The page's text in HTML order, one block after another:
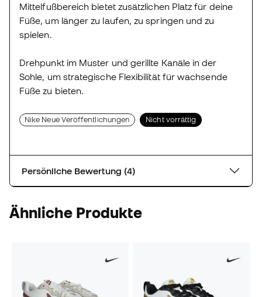
Mittelfußbereich bietet zusätzlichen Platz für deine
Füße, um länger zu laufen, zu springen und zu
spielen.
Drehpunkt im Muster und gerillte Kanäle in der
Sohle, um strategische Flexibilität für wachsende
Füße zu bieten.
Nike Neue Veröffentlichungen Nicht vorrättig
Persönliche Bewertung (4)
Ähnliche Produkte